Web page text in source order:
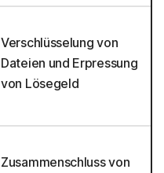
Verschlüsselung von
Dateien und Erpressung
von Lösegeld
Zusammenschluss von